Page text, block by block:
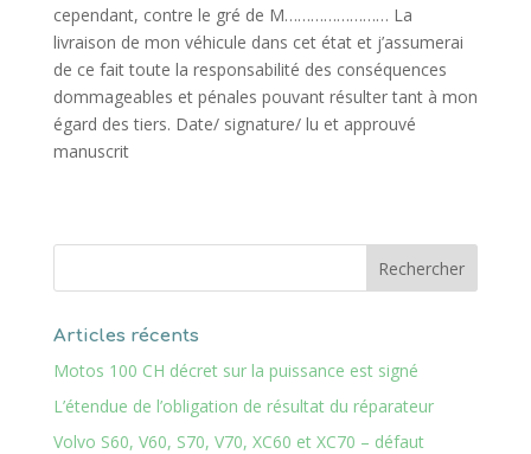
cependant, contre le gré de M…………………… La
livraison de mon véhicule dans cet état et j’assumerai
de ce fait toute la responsabilité des conséquences
dommageables et pénales pouvant résulter tant à mon
égard des tiers. Date/ signature/ lu et approuvé
manuscrit
Articles récents
Motos 100 CH décret sur la puissance est signé
L’étendue de l’obligation de résultat du réparateur
Volvo S60, V60, S70, V70, XC60 et XC70 – défaut